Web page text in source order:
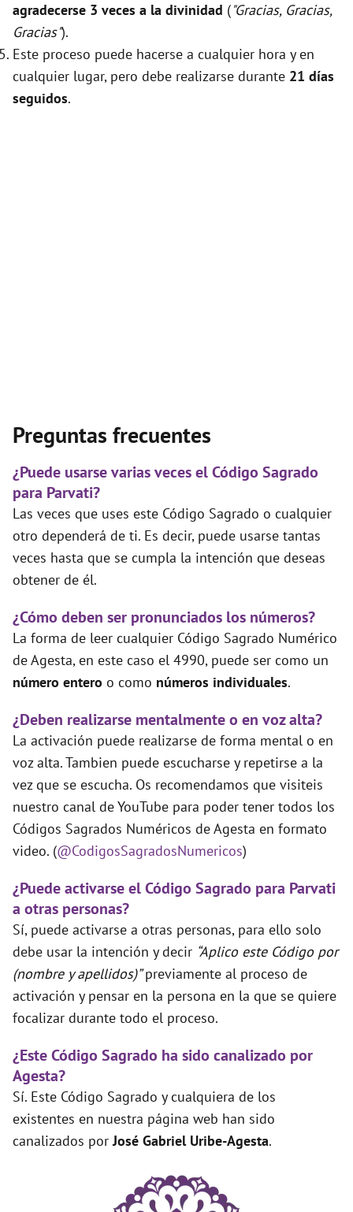
agradecerse 3 veces a la divinidad ("Gracias, Gracias,
Gracias").
Este proceso puede hacerse a cualquier hora y en
cualquier lugar, pero debe realizarse durante 21 días
seguidos.
Preguntas frecuentes
¿Puede usarse varias veces el Código Sagrado
para Parvati?
Las veces que uses este Código Sagrado o cualquier
otro dependerá de ti. Es decir, puede usarse tantas
veces hasta que se cumpla la intención que deseas
obtener de él.
¿Cómo deben ser pronunciados los números?
La forma de leer cualquier Código Sagrado Numérico
de Agesta, en este caso el 4990, puede ser como un
número entero o como números individuales.
¿Deben realizarse mentalmente o en voz alta?
La activación puede realizarse de forma mental o en
voz alta. Tambien puede escucharse y repetirse a la
vez que se escucha. Os recomendamos que visiteis
nuestro canal de YouTube para poder tener todos los
Códigos Sagrados Numéricos de Agesta en formato
video. (@CodigosSagradosNumericos)
¿Puede activarse el Código Sagrado para Parvati
a otras personas?
Sí, puede activarse a otras personas, para ello solo
debe usar la intención y decir “Aplico este Código por
(nombre y apellidos)”previamente al proceso de
activación y pensar en la persona en la que se quiere
focalizar durante todo el proceso.
¿Este Código Sagrado ha sido canalizado por
Agesta?
Sí. Este Código Sagrado y cualquiera de los
existentes en nuestra página web han sido
canalizados porJosé Gabriel Uribe-Agesta.